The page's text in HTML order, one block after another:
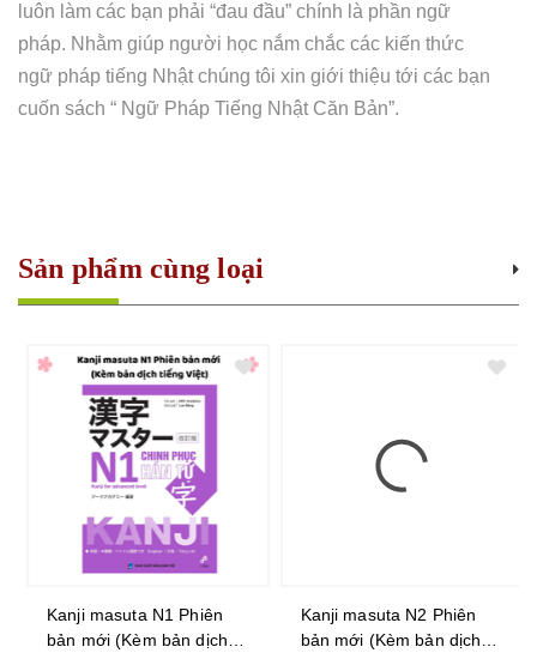
luôn làm các bạn phải “đau đầu” chính là phần ngữ
pháp. Nhằm giúp người học nắm chắc các kiến thức
ngữ pháp tiếng Nhật chúng tôi xin giới thiệu tới các bạn
cuốn sách “ Ngữ Pháp Tiếng Nhật Căn Bản”.
Sản phẩm cùng loại
Kanji masuta N1 Phiên
bản mới (Kèm bản dịch
Kanji masuta N2 Phiên
bản mới (Kèm bản dịch